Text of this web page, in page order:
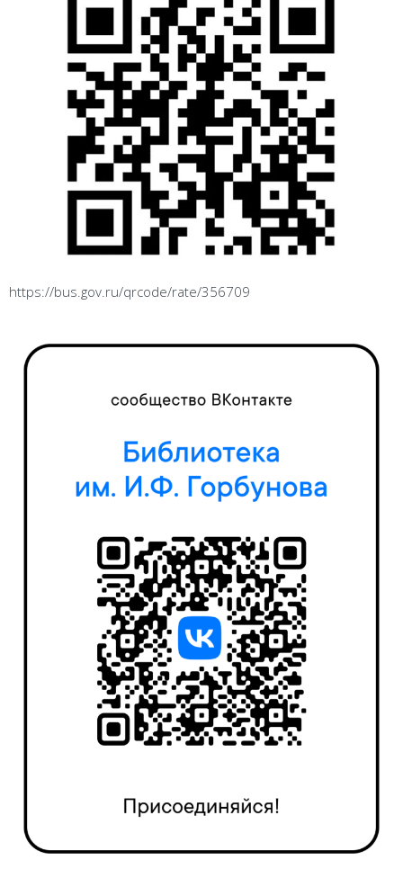
https://bus.gov.ru/qrcode/rate/356709